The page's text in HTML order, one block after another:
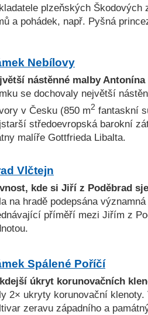
plzeňských Škodových
a pohádek, např. Pyšná
Nebílovy
nástěnné malby Antonína
se dochovaly největší
v Česku (850 m2 fantaskní
středoevropská barokní
malíře Gottfrieda Libalta.
Vlčtejn
kde si Jiří z Poděbrad
na hradě podepsána
příměří mezi Jiřím z
Spálené Poříčí
úkryt korunovačních
2× ukryty korunovační
zeravu západního a